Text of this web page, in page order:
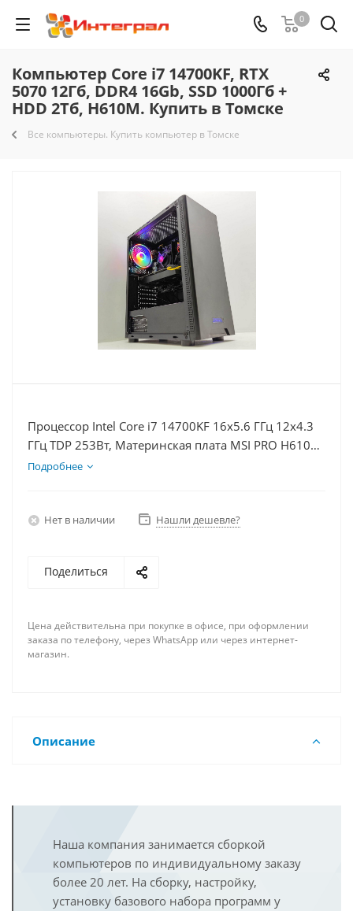
0
Компьютер Core i7 14700KF, RTX
5070 12Гб, DDR4 16Gb, SSD 1000Гб +
HDD 2Тб, H610M. Купить в Томске
Все компьютеры. Купить компьютер в Томске
Процессор Intel Core i7 14700KF 16x5.6 ГГц 12x4.3
ГГц TDP 253Вт, Материнская плата MSI PRO H610M-
E, Видеокарта RTX 5070 12Гб, Память DDR4 16Gb,
Подробнее
Нет в наличии Нашли дешевле?
Поделиться
Цена действительна при покупке в офисе, при оформлении
заказа по телефону, через WhatsApp или через интернет-
магазин.
Описание
Наша компания занимается сборкой
компьютеров по индивидуальному заказу
более 20 лет. На сборку, настройку,
установку базового набора программ у